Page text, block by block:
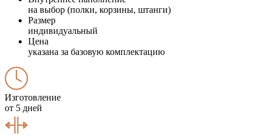
на выбор (полки, корзины, штанги)
Размер
индивидуальный
Цена
указана за базовую комплектацию
Изготовление
от 5 дней